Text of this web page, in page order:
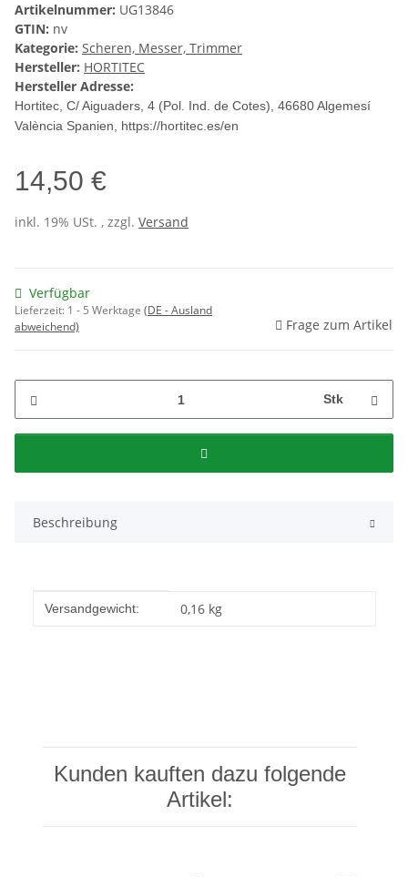
Artikelnummer: UG13846
GTIN: nv
Kategorie: Scheren, Messer, Trimmer
Hersteller: HORTITEC
Hersteller Adresse:
Hortitec, C/ Aiguaders, 4 (Pol. Ind. de Cotes), 46680 Algemesí
València Spanien, https://hortitec.es/en
14,50 €
inkl. 19% USt. , zzgl. Versand
Verfügbar
Lieferzeit: 1 - 5 Werktage (DE - Ausland
abweichend)
Frage zum Artikel
Stk
Beschreibung
Produkteigenschaft
Wert
Versandgewicht: 0,16 kg
Kunden kauften dazu folgende
Artikel: